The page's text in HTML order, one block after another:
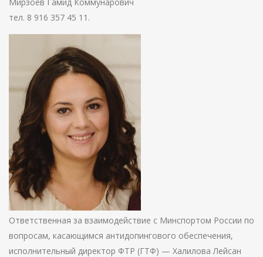
тел. 8 916 357 45 11.
Ответственная за взаимодействие с Минспортом России по
вопросам, касающимся антидопингового обеспечения,
исполнительный директор ФТР (ГТФ) — Халилова Лейсан